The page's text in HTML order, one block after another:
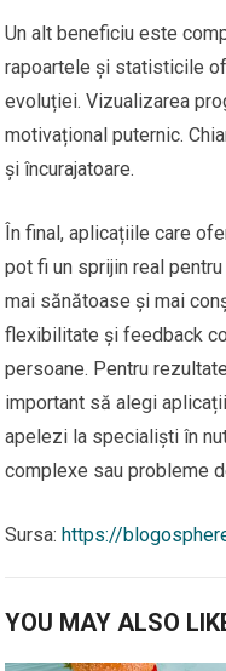
Un alt beneficiu este
rapoartele și statisticile
evoluției. Vizualizarea
motivațional puternic.
și încurajatoare.
În final, aplicațiile care
pot fi un sprijin real
mai sănătoase și mai
flexibilitate și feedback
persoane. Pentru
important să alegi
apelezi la specialiști în
complexe sau probleme
Sursa: https://
YOU MAY ALSO